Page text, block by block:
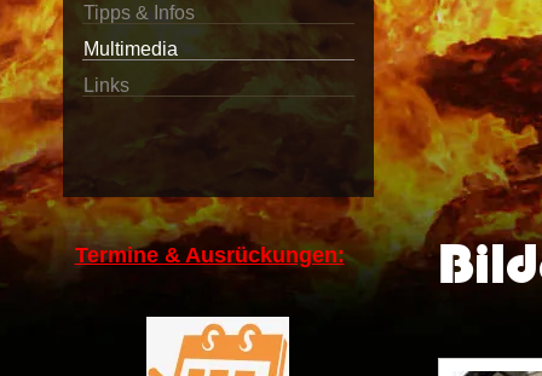
Tipps & Infos
Multimedia
Links
Termine & Ausrückungen: